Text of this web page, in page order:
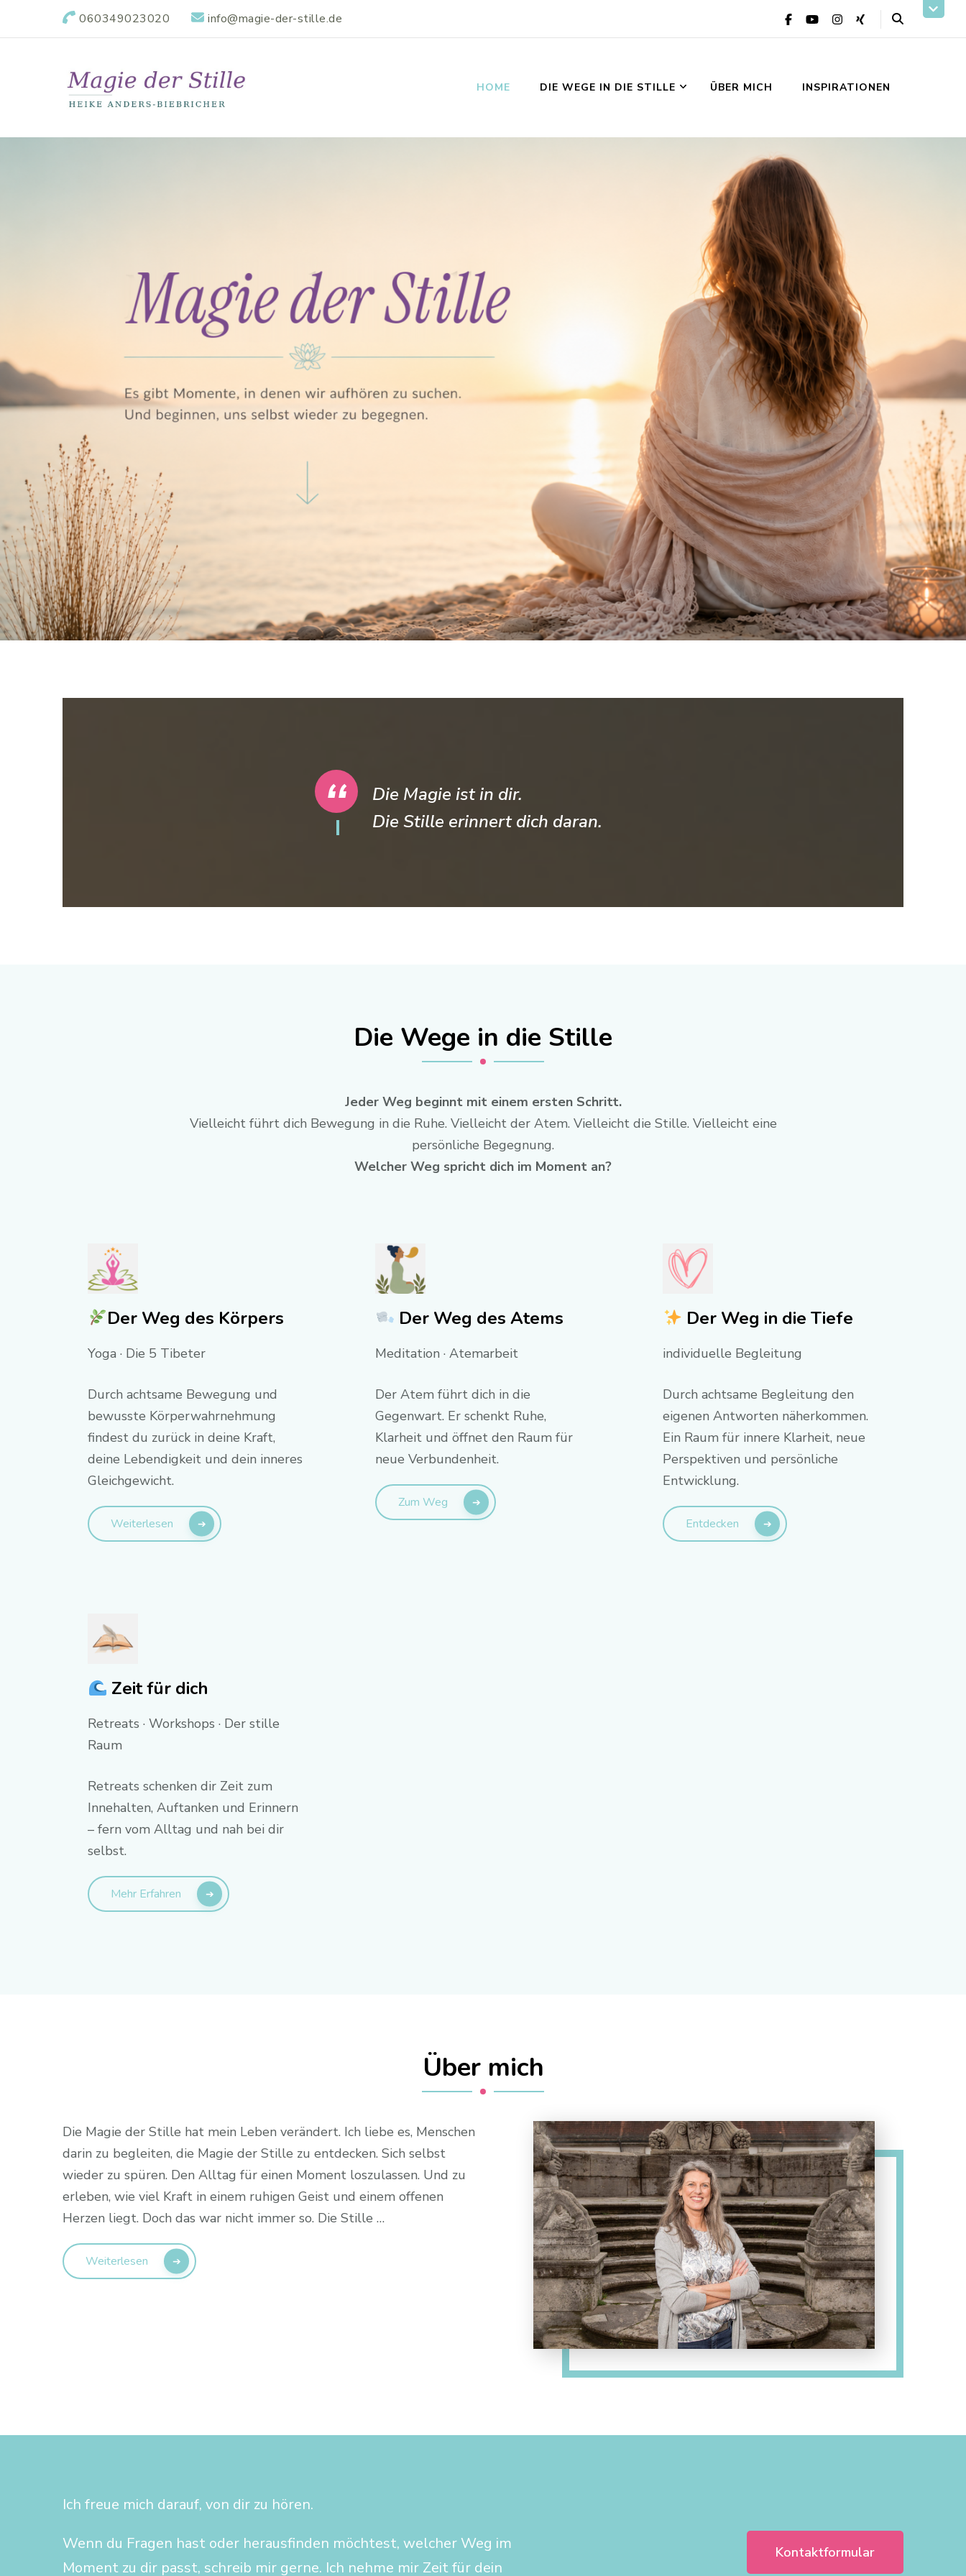
060349023020 info@magie-der-stille.de
HOME DIE WEGE IN DIE STILLE ÜBER MICH INSPIRATIONEN
Die Magie ist in dir.
Die Stille erinnert dich daran.
Die Wege in die Stille
Jeder Weg beginnt mit einem ersten Schritt.
Vielleicht führt dich Bewegung in die Ruhe. Vielleicht der Atem. Vielleicht die Stille. Vielleicht eine
persönliche Begegnung.
Welcher Weg spricht dich im Moment an?
Der Weg des Körpers
Yoga · Die 5 Tibeter
Durch achtsame Bewegung und
bewusste Körperwahrnehmung
findest du zurück in deine Kraft,
deine Lebendigkeit und dein inneres
Gleichgewicht.
Weiterlesen
Der Weg des Atems
Meditation · Atemarbeit
Der Atem führt dich in die
Gegenwart. Er schenkt Ruhe,
Klarheit und öffnet den Raum für
neue Verbundenheit.
Zum Weg
Der Weg in die Tiefe
individuelle Begleitung
Durch achtsame Begleitung den
eigenen Antworten näherkommen.
Ein Raum für innere Klarheit, neue
Perspektiven und persönliche
Entwicklung.
Entdecken
Zeit für dich
Retreats · Workshops · Der stille
Raum
Retreats schenken dir Zeit zum
Innehalten, Auftanken und Erinnern
– fern vom Alltag und nah bei dir
selbst.
Mehr Erfahren
Über mich
Die Magie der Stille hat mein Leben verändert. Ich liebe es, Menschen
darin zu begleiten, die Magie der Stille zu entdecken. Sich selbst
wieder zu spüren. Den Alltag für einen Moment loszulassen. Und zu
erleben, wie viel Kraft in einem ruhigen Geist und einem offenen
Herzen liegt. Doch das war nicht immer so. Die Stille …
Weiterlesen
Ich freue mich darauf, von dir zu hören.
Wenn du Fragen hast oder herausfinden möchtest, welcher Weg im
Moment zu dir passt, schreib mir gerne. Ich nehme mir Zeit für dein
Kontaktformular